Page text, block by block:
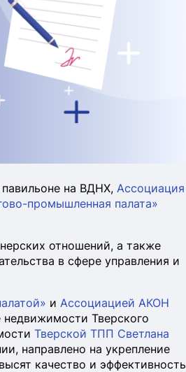
на ВДНХ, Ассоциация
промышленная палата»
отношений, а также
в сфере управления и
и Ассоциацией АКОН
Тверского
Тверской ТПП Светлана
направлено на укрепление
качество и эффективность